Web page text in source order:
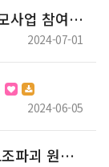
2024 화섬식품노조 사회연대기금 공모사업 참여 안내
2024-07-01
2024-06-05
SPC 파리바게뜨 사회적합의 이행! 노조파괴 원상회복! 노조파괴 공범노조 해산 촉구! 화섬식품노조 결의대회